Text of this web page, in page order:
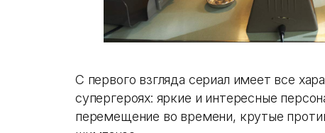
С первого взгляда сериал имеет все
супергероях: яркие и интересные
перемещение во времени, крутые